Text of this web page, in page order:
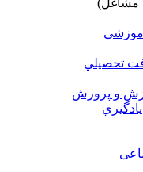
آموزشی
تحصيلي
و پرورش